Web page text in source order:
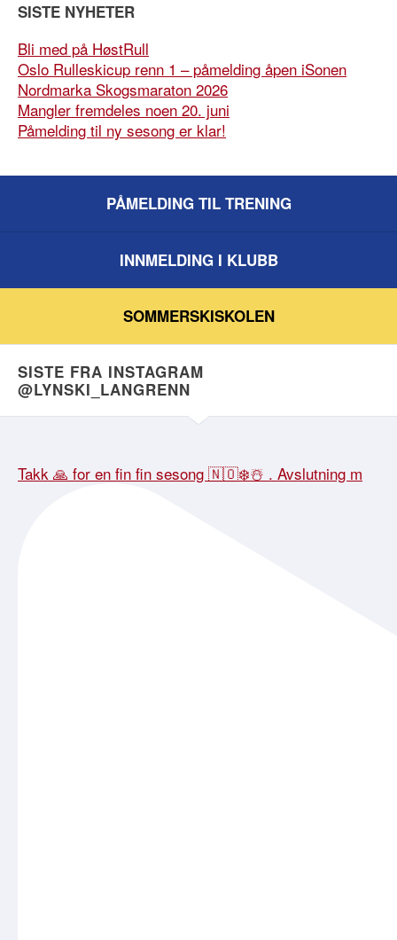
SISTE NYHETER
Bli med på HøstRull
Oslo Rulleskicup renn 1 – påmelding åpen iSonen
Nordmarka Skogsmaraton 2026
Mangler fremdeles noen 20. juni
Påmelding til ny sesong er klar!
PÅMELDING TIL TRENING
INNMELDING I KLUBB
SOMMERSKISKOLEN
SISTE FRA INSTAGRAM
@LYNSKI_LANGRENN
Takk 🙏 for en fin fin sesong 🇳🇴❄️☃️ . Avslutning m